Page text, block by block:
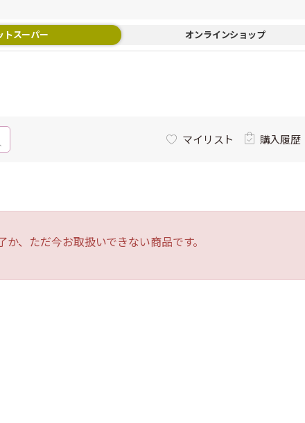
トスーパー オンラインショップ
マイリスト 購入履歴
か、ただ今お取扱いできない商品です。